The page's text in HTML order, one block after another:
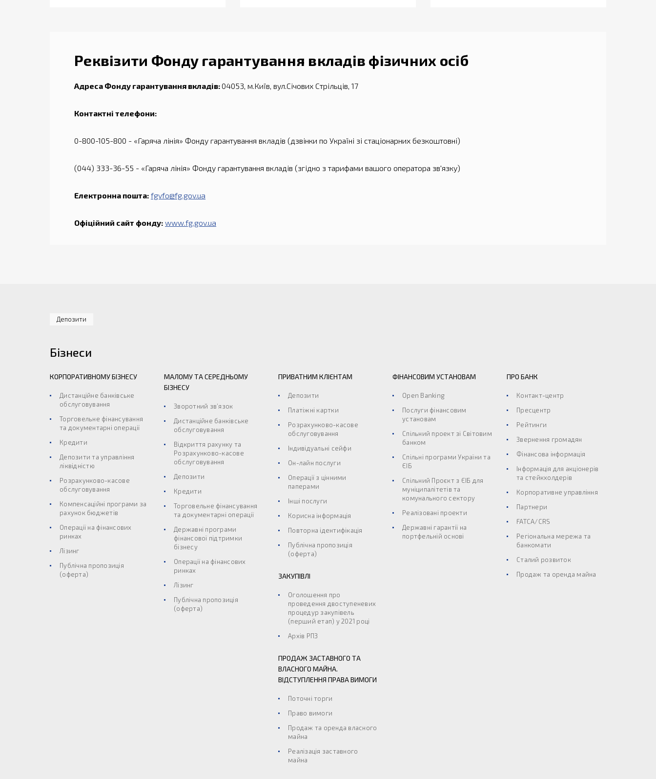
Реквізити Фонду гарантування вкладів фізичних осіб
Адреса Фонду гарантування вкладів:04053, м.Київ, вул.Січових Стрільців, 17
Контактні телефони:
0-800-105-800 - «Гаряча лінія» Фонду гарантування вкладів (дзвінки по Україні зі стаціонарних безкоштовні)
(044) 333-36-55 - «Гаряча лінія» Фонду гарантування вкладів (згідно з тарифами вашого оператора зв'язку)
Електронна пошта: fgvfo@fg.gov.ua
Офіційний сайт фонду: www.fg.gov.ua
Депозити
Бізнеси
КОРПОРАТИВНОМУ БІЗНЕСУ
Дистанційне банківське
обслуговування
Торговельне фінансування
та документарні операції
Кредити
Депозити та управління
ліквідністю
Розрахунково-касове
обслуговування
Компенсаційні програми за
рахунок бюджетів
Операції на фінансових
ринках
Лізинг
Публічна пропозиція
(оферта)
МАЛОМУ ТА СЕРЕДНЬОМУ
БІЗНЕСУ
Зворотний зв’язок
Дистанційне банківське
обслуговування
Відкриття рахунку та
Розрахунково-касове
обслуговування
Депозити
Кредити
Торговельне фінансування
та документарні операції
Державні програми
фінансової підтримки
бізнесу
Операції на фінансових
ринках
Лізинг
Публічна пропозиція
(оферта)
ПРИВАТНИМ КЛІЄНТАМ
Депозити
Платіжні картки
Розрахунково-касове
обслуговування
Індивідуальні сейфи
Он-лайн послуги
Операції з цінними
паперами
Інші послуги
Корисна інформація
Повторна ідентифікація
Публічна пропозиція
(оферта)
ЗАКУПІВЛІ
Оголошення про
проведення двоступеневих
процедур закупівель
(перший етап) у 2021 році
Архів РПЗ
ПРОДАЖ ЗАСТАВНОГО ТА
ВЛАСНОГО МАЙНА.
ВІДСТУПЛЕННЯ ПРАВА ВИМОГИ
Поточні торги
Право вимоги
Продаж та оренда власного
майна
Реалізація заставного
майна
ФІНАНСОВИМ УСТАНОВАМ
Open Banking
Послуги фінансовим
установам
Спільний проект зі Світовим
банком
Спільні програми України та
ЄІБ
Спільний Проєкт з ЄІБ для
муніципалітетів та
комунального сектору
Реалізовані проекти
Державні гарантії на
портфельній основі
ПРО БАНК
Контакт-центр
Пресцентр
Рейтинги
Звернення громадян
Фінансова інформація
Інформація для акціонерів
та стейкхолдерів
Корпоративне управління
Партнери
FATCA/CRS
Регіональна мережа та
банкомати
Сталий розвиток
Продаж та оренда майна